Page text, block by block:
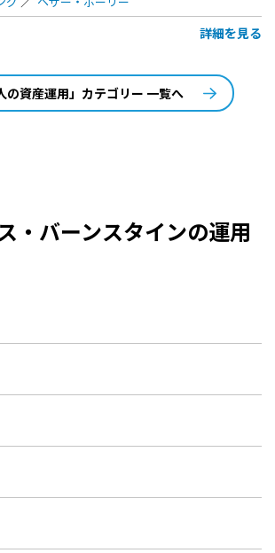
詳細を見る
の資産運用」カテゴリー 一覧へ
・バーンスタインの運用